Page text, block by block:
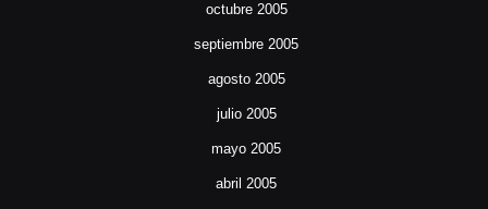
octubre 2005
septiembre 2005
agosto 2005
julio 2005
mayo 2005
abril 2005